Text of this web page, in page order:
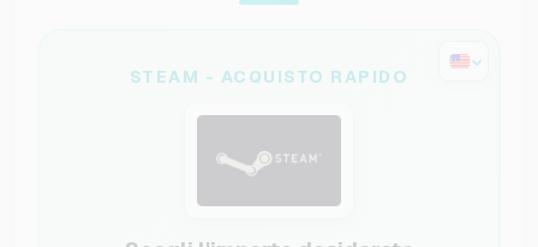
STEAM - ACQUISTO RAPIDO